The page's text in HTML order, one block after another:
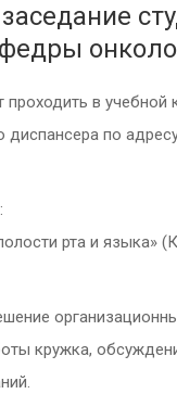
проходить в учебной
диспансера по
рта и языка»
кружка,